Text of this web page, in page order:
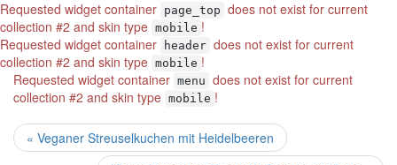
Requested widget container page_top does not exist for current
collection #2 and skin type mobile !
Requested widget container
header does not exist for current
collection #2 and skin type mobile !
Requested widget container menu does not exist for current
collection #2 and skin type mobile !
« Veganer Streuselkuchen mit Heidelbeeren